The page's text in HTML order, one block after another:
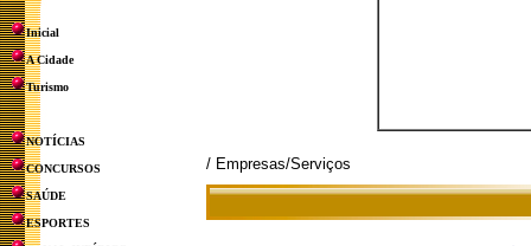
Inicial
A Cidade
Turismo
NOTÍCIAS
CONCURSOS
SAÚDE
ESPORTES
/ Empresas/Serviços